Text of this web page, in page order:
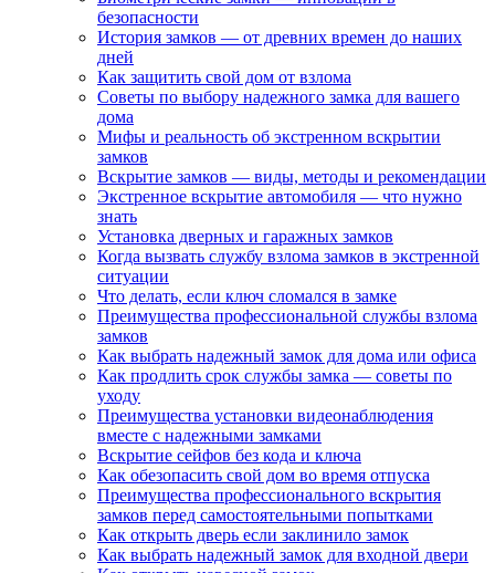
безопасности
История замков — от древних времен до наших
дней
Как защитить свой дом от взлома
Советы по выбору надежного замка для вашего
дома
Мифы и реальность об экстренном вскрытии
замков
Вскрытие замков — виды, методы и рекомендации
Экстренное вскрытие автомобиля — что нужно
знать
Установка дверных и гаражных замков
Когда вызвать службу взлома замков в экстренной
ситуации
Что делать, если ключ сломался в замке
Преимущества профессиональной службы взлома
замков
Как выбрать надежный замок для дома или офиса
Как продлить срок службы замка — советы по
уходу
Преимущества установки видеонаблюдения
вместе с надежными замками
Вскрытие сейфов без кода и ключа
Как обезопасить свой дом во время отпуска
Преимущества профессионального вскрытия
замков перед самостоятельными попытками
Как открыть дверь если заклинило замок
Как выбрать надежный замок для входной двери